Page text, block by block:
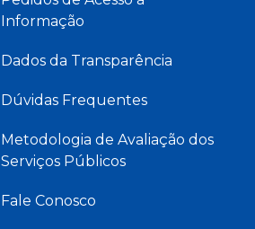
Informação
Dados da Transparência
Dúvidas Frequentes
Metodologia de Avaliação dos
Serviços Públicos
Fale Conosco